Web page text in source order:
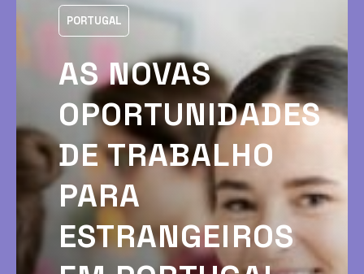
PORTUGAL
AS NOVAS
OPORTUNIDADES
DE TRABALHO
PARA
ESTRANGEIROS